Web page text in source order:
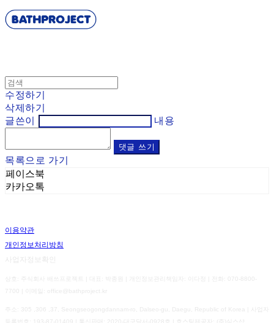
수정하기
삭제하기
글쓴이
내용
댓글 쓰기
목록으로 가기
페이스북
카카오톡
이용약관
개인정보처리방침
사업자정보확인
상호: 주식회사 배쓰프로젝트 | 대표: 박종원 | 개인정보관리책임자: 이다정 | 전화: 070-8800-
7700 | 이메일: office@bathproject.kr
주소: 305 ,306 ,37, Seongseogongdannam-ro, Dalseo-gu, Daegu, Republic of Korea | 사업자
193-87-01409 2020-대구달서-0928호 | 호스팅제공자: (주)식스샵